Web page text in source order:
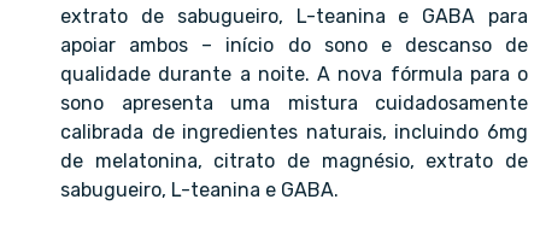
extrato de sabugueiro, L-teanina e GABA para
apoiar ambos – início do sono e descanso de
qualidade durante a noite. A nova fórmula para o
sono apresenta uma mistura cuidadosamente
calibrada de ingredientes naturais, incluindo 6mg
de melatonina, citrato de magnésio, extrato de
sabugueiro, L-teanina e GABA.